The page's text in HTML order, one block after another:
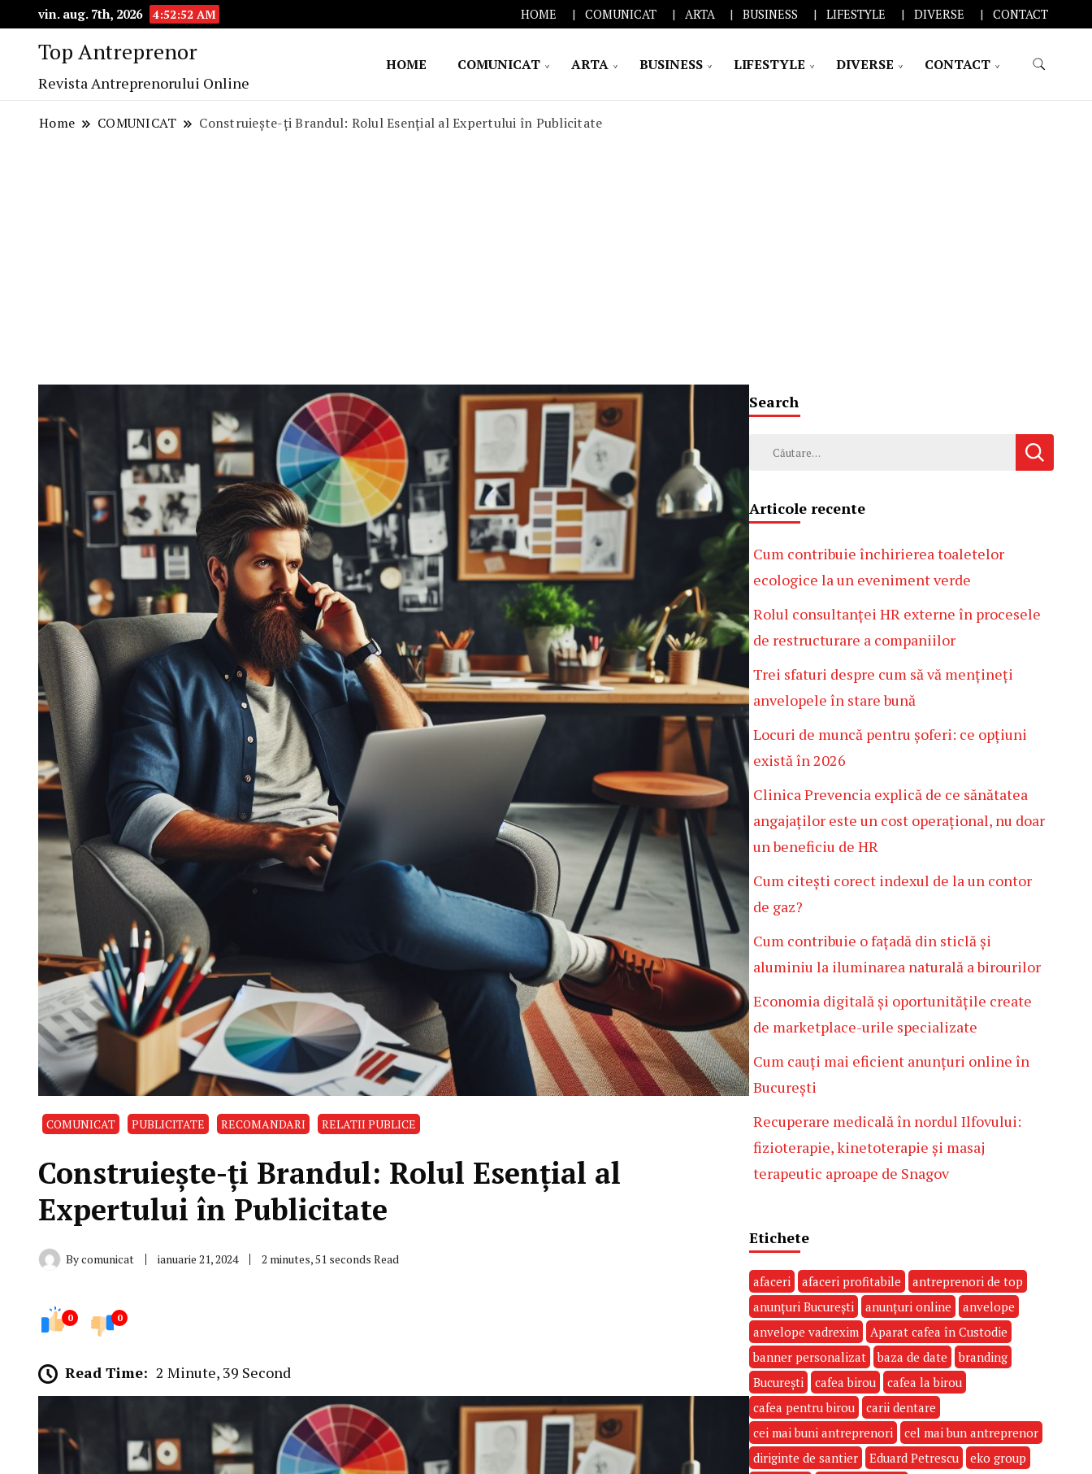
vin. aug. 7th, 2026 4:52:54 AM HOME COMUNICAT ARTA BUSINESS LIFESTYLE DIVERSE CONTACT
Top Antreprenor
Revista Antreprenorului Online
HOME COMUNICAT ARTA BUSINESS LIFESTYLE DIVERSE CONTACT
Home COMUNICAT Construiește-ți Brandul: Rolul Esențial al Expertului în Publicitate
COMUNICAT PUBLICITATE RECOMANDARI RELATII PUBLICE
Construiește-ți Brandul: Rolul Esențial al
Expertului în Publicitate
Bycomunicat ianuarie 21, 2024 2 minutes, 51 seconds Read
0 0
Read Time: 2 Minute, 39 Second
Search
Caută
Articole recente
Cum contribuie închirierea toaletelor
ecologice la un eveniment verde
Rolul consultanței HR externe în procesele
de restructurare a companiilor
Trei sfaturi despre cum să vă mențineți
anvelopele în stare bună
Locuri de muncă pentru șoferi: ce opțiuni
există în 2026
Clinica Prevencia explică de ce sănătatea
angajaților este un cost operațional, nu doar
un beneficiu de HR
Cum citești corect indexul de la un contor
de gaz?
Cum contribuie o fațadă din sticlă și
aluminiu la iluminarea naturală a birourilor
Economia digitală și oportunitățile create
de marketplace-urile specializate
Cum cauți mai eficient anunțuri online în
București
Recuperare medicală în nordul Ilfovului:
fizioterapie, kinetoterapie și masaj
terapeutic aproape de Snagov
Etichete
afaceri afaceri profitabile
antreprenori de top
anunțuri București
anunțuri online
anvelope
anvelope vadrexim
Aparat cafea în Custodie
banner personalizat
baza de date
branding
București
cafea birou
cafea la birou
cafea pentru birou
carii dentare
cei mai buni antreprenori
cel mai bun antreprenor
diriginte de santier
Eduard Petrescu
eko group